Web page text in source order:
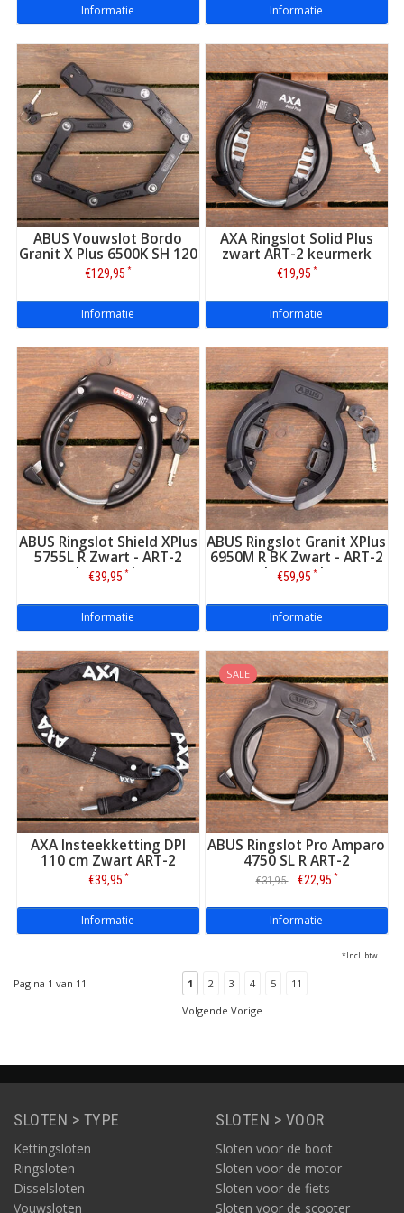
Informatie Informatie
ABUS Vouwslot Bordo
Granit X Plus 6500K SH 120
cm zwart ART-2
€129,95 *
Informatie
AXA Ringslot Solid Plus
zwart ART-2 keurmerk
€19,95 *
Informatie
ABUS Ringslot Shield XPlus
5755L R Zwart - ART-2
keurmerk
€39,95 *
Informatie
ABUS Ringslot Granit XPlus
6950M R BK Zwart - ART-2
keurmerk
€59,95 *
Informatie
AXA Insteekketting DPI
110 cm Zwart ART-2
€39,95 *
Informatie
SALE
ABUS Ringslot Pro Amparo
4750 SL R ART-2
€31,95 €22,95 *
Informatie
*Incl. btw
Pagina 1 van 11 1 2 3 4 5
11
Volgende Vorige
SLOTEN > TYPE
Kettingsloten
Ringsloten
Disselsloten
Vouwsloten
SLOTEN > VOOR
Sloten voor de boot
Sloten voor de motor
Sloten voor de fiets
Sloten voor de scooter